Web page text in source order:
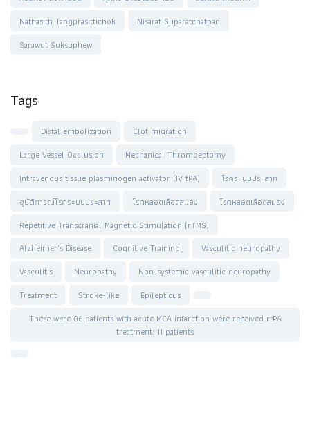
Nathasith Tangprasittichok
Nisarat Suparatchatpan
Sarawut Suksuphew
Tags
Distal embolization
Clot migration
Large Vessel Occlusion
Mechanical Thrombectomy
Intravenous tissue plasminogen activator (IV tPA)
โรคระบบประสาท
อุบัติการณ์โรคระบบประสาท
โรคหลอดเลือดสมอง
โรคหลอดเลือดสมอง
Repetitive Transcranial Magnetic Stimulation (rTMS)
Alzheimer's Disease
Cognitive Training
Vasculitic neuropathy
Vasculitis
Neuropathy
Non-systemic vasculitic neuropathy
Treatment
Stroke-like
Epilepticus
There were 86 patients with acute MCA infarction were received rtPA
treatment: 11 patients